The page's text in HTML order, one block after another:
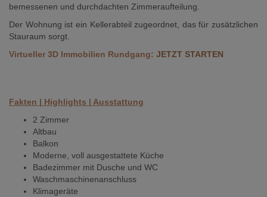
bemessenen und durchdachten Zimmeraufteilung.
Der Wohnung ist ein Kellerabteil zugeordnet, das für zusätzlichen
Stauraum sorgt.
Virtueller 3D Immobilien Rundgang: JETZT STARTEN
Fakten | Highlights | Ausstattung
2 Zimmer
Altbau
Balkon
Moderne, voll ausgestattete Küche
Badezimmer mit Dusche und WC
Waschmaschinenanschluss
Klimageräte